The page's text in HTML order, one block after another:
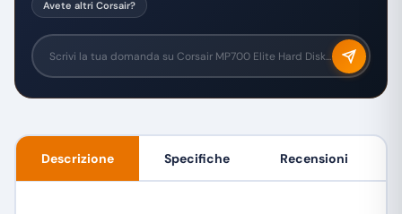
Avete altri Corsair?
Descrizione Specifiche Recensioni